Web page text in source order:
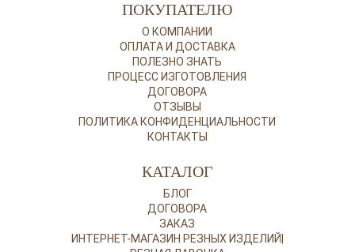
ПОКУПАТЕЛЮ
О КОМПАНИИ
ОПЛАТА И ДОСТАВКА
ПОЛЕЗНО ЗНАТЬ
ПРОЦЕСС ИЗГОТОВЛЕНИЯ
ДОГОВОРА
ОТЗЫВЫ
ПОЛИТИКА КОНФИДЕНЦИАЛЬНОСТИ
КОНТАКТЫ
КАТАЛОГ
БЛОГ
ДОГОВОРА
ЗАКАЗ
ИНТЕРНЕТ-МАГАЗИН РЕЗНЫХ ИЗДЕЛИЙ|